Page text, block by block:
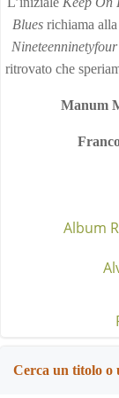
Blues richiama
Nineteenninetyfour
ritrovato che
Manum
Album
Cerca un titolo o